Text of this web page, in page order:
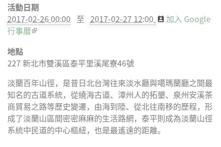
FacebookTwitter
博
Google
活動日期
2017-02-26 00:00 至 2017-02-27 12:00
加入 Google
行事曆(link is external)
地點
227 新北市雙溪區泰平里溪尾寮46號
淡蘭百年山徑，是昔日北台灣往來淡水廳與噶瑪蘭廳之間最
知名的古道系統，從繞海古道、漳州人的拓墾、泉州安溪茶
商貿易之路等歷史變遷，由海到陸、從北往南移的歷程，形
成了淡蘭山區間密密麻麻的生活路網，泰平則成為淡蘭山徑
系統中民道的中心樞紐，也是最遙遠的距離。